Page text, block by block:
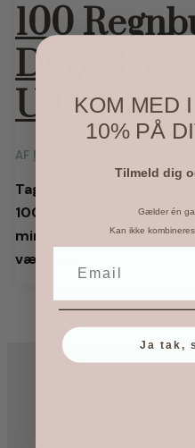
100
Dage: En
Udfordring
AF MICHELLE
Tag med på min kreativ
100 unikke regnbuer på
mine tanker bag
være med.
KOM MED
10% PÅ
Tilmeld dig
Gælder én
Kan ikke
Ja tak,